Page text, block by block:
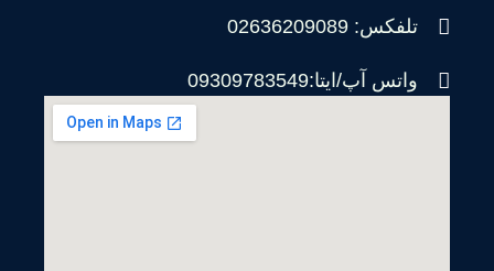
تلفکس: 02636209089
واتس آپ/ایتا:09309783549